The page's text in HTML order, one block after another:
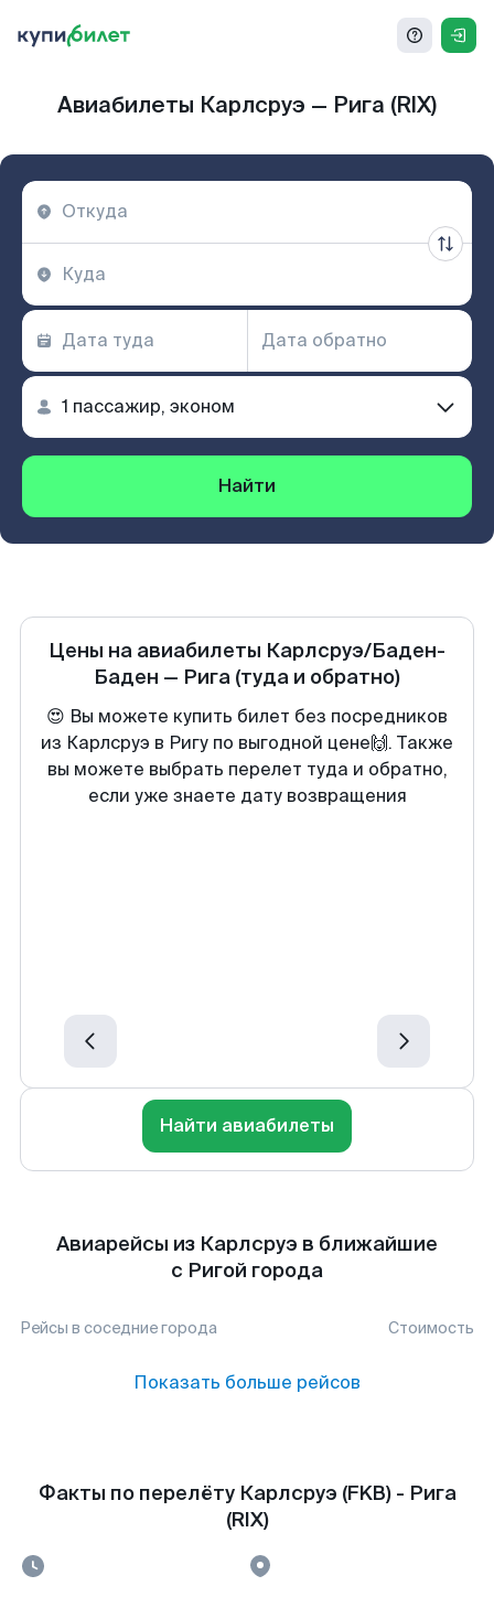
Авиабилеты Карлсруэ — Рига (RIX)
Найти
Цены на авиабилеты Карлсруэ/Баден-
Баден — Рига (туда и обратно)
😍 Вы можете купить билет без посредников
из Карлсруэ в Ригу по выгодной цене🙌. Также
вы можете выбрать перелет туда и обратно,
если уже знаете дату возвращения
Найти авиабилеты
Авиарейсы из Карлсруэ в ближайшие
с Ригой города
Рейсы в соседние города Стоимость
Показать больше рейсов
Факты по перелёту Карлсруэ (FKB) - Рига
(RIX)